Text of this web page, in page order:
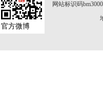
网站标识码
官方微博